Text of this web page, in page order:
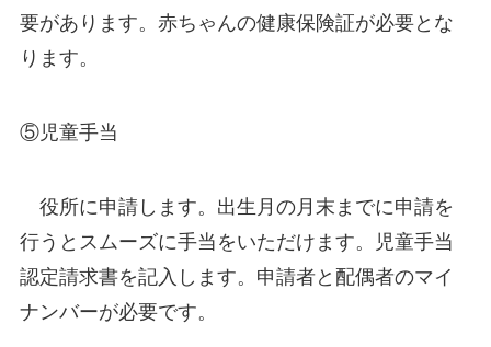
要があります。赤ちゃんの健康保険証が必要とな
ります。
⑤児童手当
役所に申請します。出生月の月末までに申請を
行うとスムーズに手当をいただけます。児童手当
認定請求書を記入します。申請者と配偶者のマイ
ナンバーが必要です。